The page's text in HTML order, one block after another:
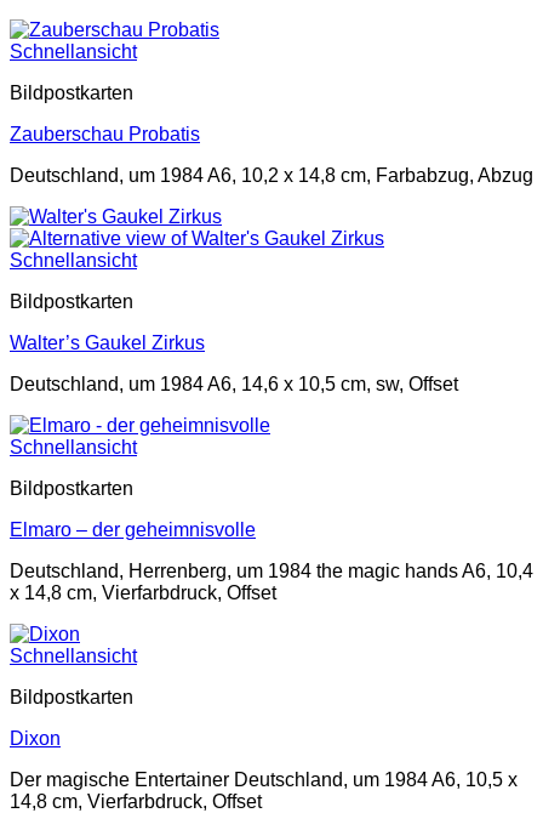
Schnellansicht
Bildpostkarten
Zauberschau Probatis
Deutschland, um 1984 A6, 10,2 x 14,8 cm, Farbabzug, Abzug
Schnellansicht
Bildpostkarten
Walter’s Gaukel Zirkus
Deutschland, um 1984 A6, 14,6 x 10,5 cm, sw, Offset
Schnellansicht
Bildpostkarten
Elmaro – der geheimnisvolle
Deutschland, Herrenberg, um 1984 the magic hands A6, 10,4
x 14,8 cm, Vierfarbdruck, Offset
Schnellansicht
Bildpostkarten
Dixon
Der magische Entertainer Deutschland, um 1984 A6, 10,5 x
14,8 cm, Vierfarbdruck, Offset